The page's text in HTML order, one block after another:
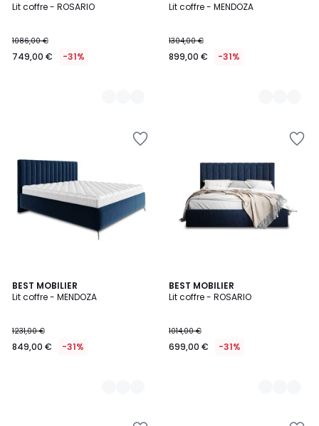
Lit coffre - ROSARIO
1086,00 €
749,00 € -31%
Couleurs
Lit coffre - MENDOZA
1304,00 €
899,00 € -31%
Couleurs
BEST MOBILIER
Lit coffre - MENDOZA
1231,00 €
849,00 € -31%
4
Couleurs
BEST MOBILIER
Lit coffre - ROSARIO
1014,00 €
699,00 € -31%
4
Couleurs